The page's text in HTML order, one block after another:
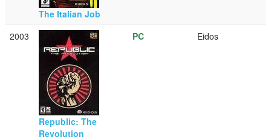
The Italian Job
2003
Republic: The
Revolution
PC Eidos